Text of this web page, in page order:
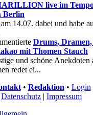
live im
Berlin
14.07. dabei und habe
Drums,
mit Thomen Stauch
und schöne Anekdoten
redet ei...
• Redaktion • Login
Datenschutz | Impressum